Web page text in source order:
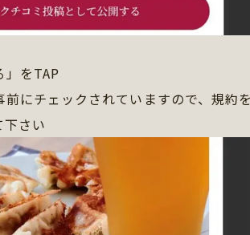
をTAP
にチェックされていますので、規約
さい